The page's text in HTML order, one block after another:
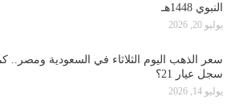
النبوي 1448هـ
يوليو 20, 2026
سعر الذهب اليوم الثلاثاء في السعودية ومصر..
سجل عيار 21؟
يوليو 14, 2026